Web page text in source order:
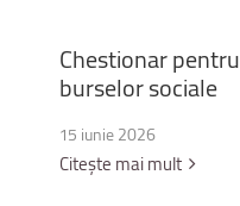
Chestionarpentru
burselorsociale
15 iunie 2026
Citește mai mult